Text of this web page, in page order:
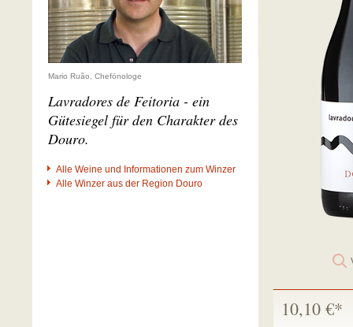
10,10 €*
Mario Ruão, Chefönologe
Lavradores de Feitoria - ein
Gütesiegel für den Charakter des
Douro.
Alle Weine und Informationen zum Winzer
Alle Winzer aus der Region Douro